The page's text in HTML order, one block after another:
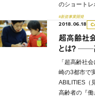
のショートレ
#新規事業開発
2018.06.18
超高齢社
とは？ ──
「超高齢社
崎の3都市で
ABILITIES（
高齢者の『働